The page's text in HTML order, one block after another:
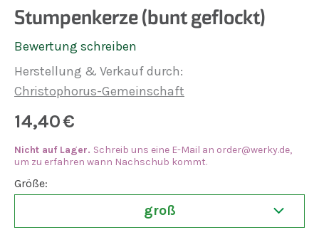
Stumpenkerze (bunt geflockt)
Bewertung schreiben
Herstellung & Verkauf durch:
Christophorus-Gemeinschaft
14,40€
Nicht auf Lager. Schreib uns eine E-Mail an order@werky.de,
um zu erfahren wann Nachschub kommt.
Größe:
groß